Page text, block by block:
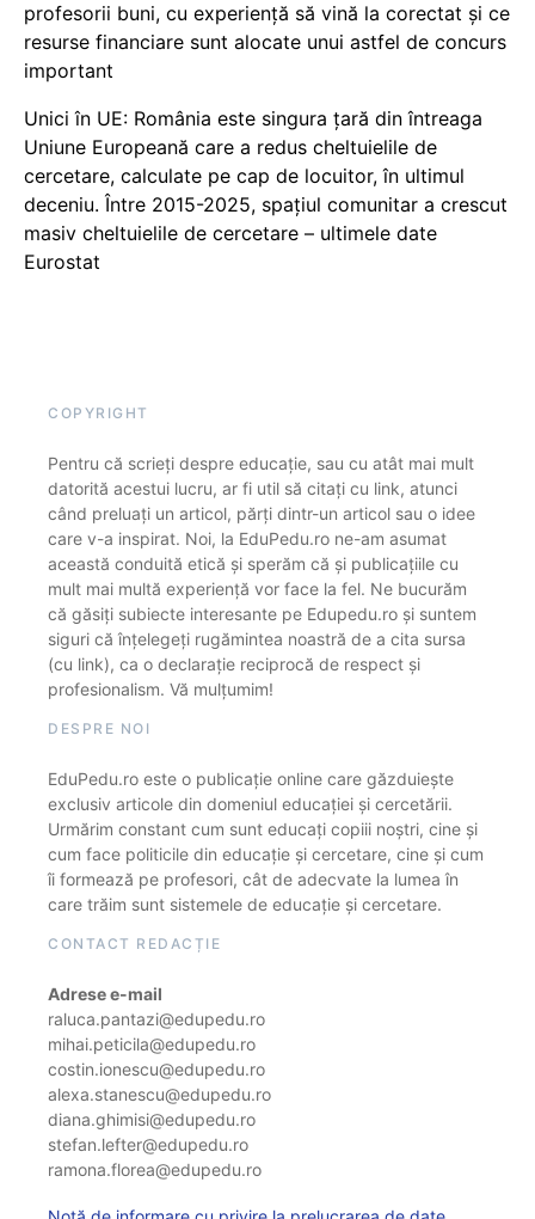
profesorii buni, cu experiență să vină la corectat și ce
resurse financiare sunt alocate unui astfel de concurs
important
Unici în UE: România este singura țară din întreaga
Uniune Europeană care a redus cheltuielile de
cercetare, calculate pe cap de locuitor, în ultimul
deceniu. Între 2015-2025, spațiul comunitar a crescut
masiv cheltuielile de cercetare – ultimele date
Eurostat
COPYRIGHT
Pentru că scrieți despre educație, sau cu atât mai mult
datorită acestui lucru, ar fi util să citați cu link, atunci
când preluați un articol, părți dintr-un articol sau o idee
care v-a inspirat. Noi, la EduPedu.ro ne-am asumat
această conduită etică și sperăm că și publicațiile cu
mult mai multă experiență vor face la fel. Ne bucurăm
că găsiți subiecte interesante pe Edupedu.ro și suntem
siguri că înțelegeți rugămintea noastră de a cita sursa
(cu link), ca o declarație reciprocă de respect și
profesionalism. Vă mulțumim!
DESPRE NOI
EduPedu.ro este o publicație online care găzduiește
exclusiv articole din domeniul educației și cercetării.
Urmărim constant cum sunt educați copiii noștri, cine și
cum face politicile din educație și cercetare, cine și cum
îi formează pe profesori, cât de adecvate la lumea în
care trăim sunt sistemele de educație și cercetare.
CONTACT REDACȚIE
Adrese e-mail
raluca.pantazi@edupedu.ro
mihai.peticila@edupedu.ro
costin.ionescu@edupedu.ro
alexa.stanescu@edupedu.ro
diana.ghimisi@edupedu.ro
stefan.lefter@edupedu.ro
ramona.florea@edupedu.ro